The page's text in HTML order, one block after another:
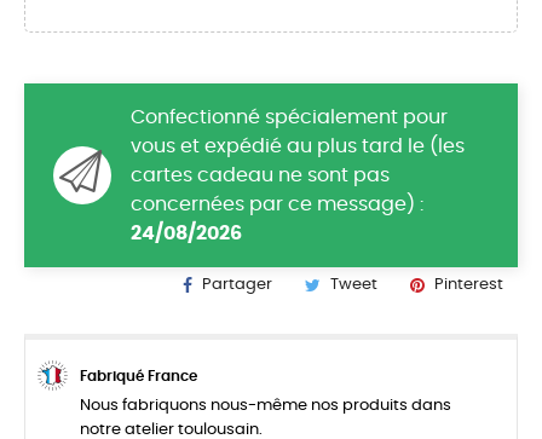
Confectionné spécialement pour
vous et expédié au plus tard le (les
cartes cadeau ne sont pas
concernées par ce message) :
24/08/2026
Partager Tweet Pinterest
Fabriqué France
Nous fabriquons nous-même nos produits dans
notre atelier toulousain.